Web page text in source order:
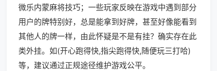
微乐内蒙麻将技巧；一些玩家反映在游戏中遇到部分
用户的牌特别好，总是能拿到好牌，甚至好像能看到
其他人的牌一样，由此怀疑是不是有挂？确实存在此
类外挂。如(开心跑得快,指尖跑得快,随便玩三打哈)
等，建议通过正规途径维护游戏公平。